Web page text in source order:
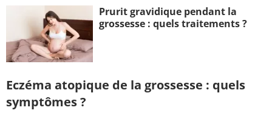
Prurit gravidique pendant la
grossesse : quels traitements ?
Eczéma atopique de la grossesse : quels
symptômes ?